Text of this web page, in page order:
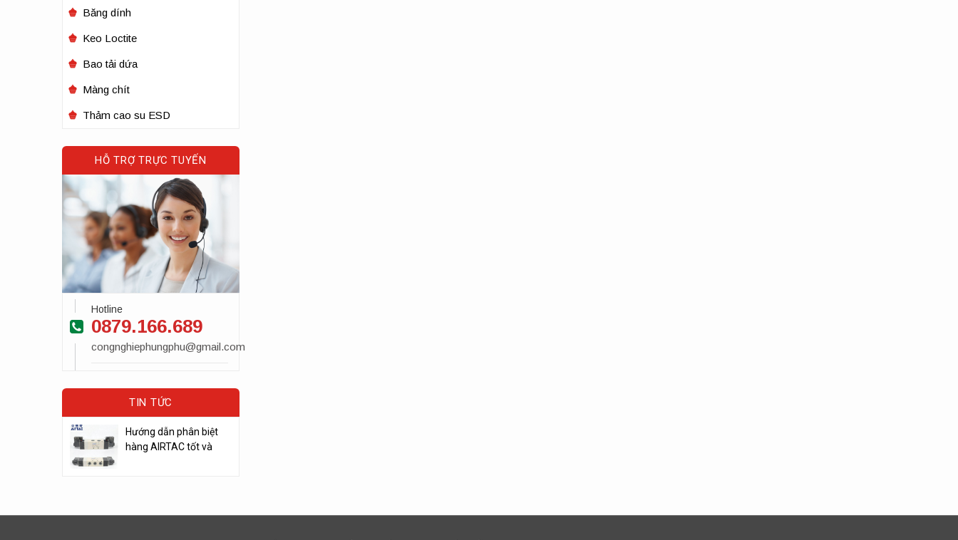
Băng dính
Keo Loctite
Bao tải dứa
Màng chít
Thảm cao su ESD
HỖ TRỢ TRỰC TUYẾN
Hotline
0879.166.689
congnghiephungphu@gmail.com
TIN TỨC
Hướng dẫn phân biệt
hàng AIRTAC tốt và